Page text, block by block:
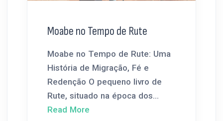
Moabe no Tempo de Rute
Moabe no Tempo de Rute: Uma
História de Migração, Fé e
Redenção O pequeno livro de
Rute, situado na época dos...
Read More